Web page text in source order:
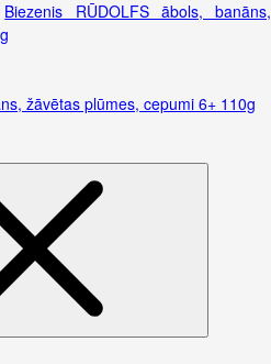
Biezenis RŪDOLFS ābols, banāns,
žāvētas plūmes, cepumi 6+ 110g